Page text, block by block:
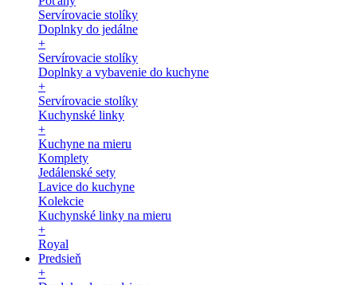
Servírovacie stolíky
Doplnky do jedálne
+
Servírovacie stolíky
Doplnky a vybavenie do kuchyne
+
Servírovacie stolíky
Kuchynské linky
+
Kuchyne na mieru
Komplety
Jedálenské sety
Lavice do kuchyne
Kolekcie
Kuchynské linky na mieru
+
Royal
Predsieň
+